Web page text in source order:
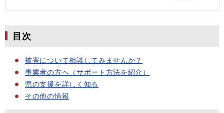
目次
被害について相談してみませんか？
事業者の方へ（サポート方法を紹介）
県の支援を詳しく知る
その他の情報